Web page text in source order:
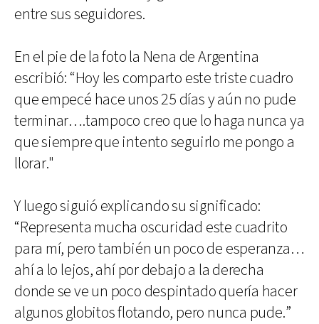
entre sus seguidores.
En el pie de la foto la Nena de Argentina
escribió: “Hoy les comparto este triste cuadro
que empecé hace unos 25 días y aún no pude
terminar….tampoco creo que lo haga nunca ya
que siempre que intento seguirlo me pongo a
llorar."
Y luego siguió explicando su significado:
“Representa mucha oscuridad este cuadrito
para mí, pero también un poco de esperanza…
ahí a lo lejos, ahí por debajo a la derecha
donde se ve un poco despintado quería hacer
algunos globitos flotando, pero nunca pude.”